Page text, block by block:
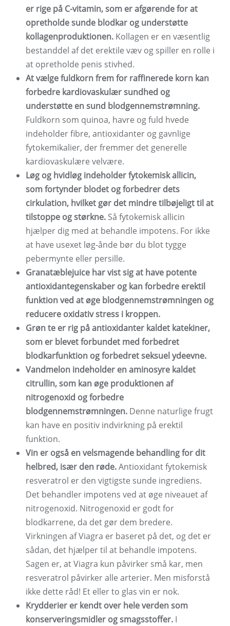
er rige på C-vitamin, som er afgørende for at
opretholde sunde blodkar og understøtte
kollagenproduktionen. Kollagen er en væsentlig
bestanddel af det erektile væv og spiller en rolle i
at opretholde penis stivhed.
At vælge fuldkorn frem for raffinerede korn kan
forbedre kardiovaskulær sundhed og
understøtte en sund blodgennemstrømning.
Fuldkorn som quinoa, havre og fuld hvede
indeholder fibre, antioxidanter og gavnlige
fytokemikalier, der fremmer det generelle
kardiovaskulære velvære.
Løg og hvidløg indeholder fytokemisk allicin,
som fortynder blodet og forbedrer dets
cirkulation, hvilket gør det mindre tilbøjeligt til at
tilstoppe og størkne. Så fytokemisk allicin
hjælper dig med at behandle impotens. For ikke
at have usexet løg-ånde bør du blot tygge
pebermynte eller persille.
Granatæblejuice har vist sig at have potente
antioxidantegenskaber og kan forbedre erektil
funktion ved at øge blodgennemstrømningen og
reducere oxidativ stress i kroppen.
Grøn te er rig på antioxidanter kaldet katekiner,
som er blevet forbundet med forbedret
blodkarfunktion og forbedret seksuel ydeevne.
Vandmelon indeholder en aminosyre kaldet
citrullin, som kan øge produktionen af ​​
nitrogenoxid og forbedre
blodgennemstrømningen. Denne naturlige frugt
kan have en positiv indvirkning på erektil
funktion.
Vin er også en velsmagende behandling for dit
helbred, især den røde.Antioxidant fytokemisk
resveratrol er den vigtigste sunde ingrediens.
Det behandler impotens ved at øge niveauet af
nitrogenoxid. Nitrogenoxid er godt for
blodkarrene, da det gør dem bredere.
Virkningen af ​​Viagra er baseret på det, og det er
sådan, det hjælper til at behandle impotens.
Sagen er, at Viagra kun påvirker små kar, men
resveratrol påvirker alle arterier. Men misforstå
ikke dette råd! Et eller to glas vin er nok.
Krydderier er kendt over hele verden som
konserveringsmidler og smagsstoffer. I